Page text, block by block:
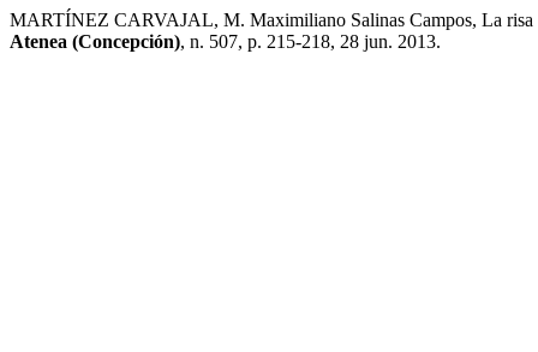
MARTÍNEZ CARVAJAL, M. Maximiliano Salinas Campos, La risa
Atenea (Concepción), n. 507, p. 215-218, 28 jun. 2013.